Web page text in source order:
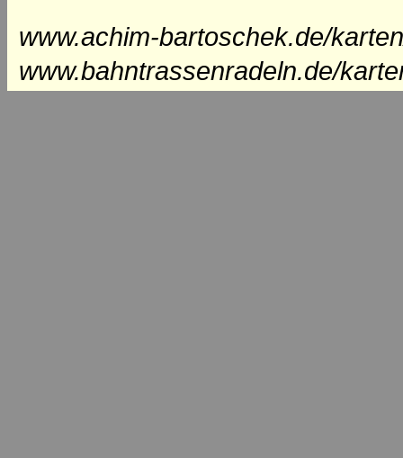
www.achim-bartoschek.de/
www.bahntrassenradeln.de/